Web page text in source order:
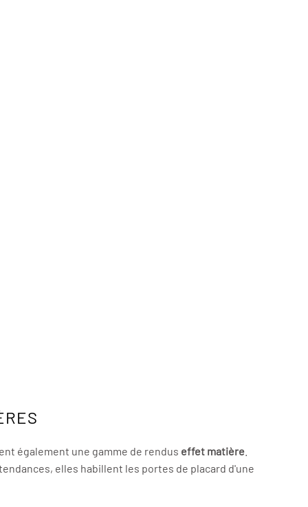
également une gamme de rendus effet matière
elles habillent les portes de placard d'une